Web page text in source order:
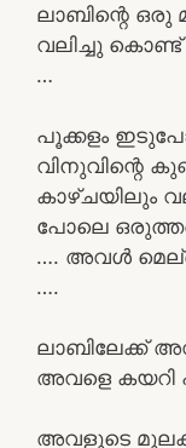
ലാബിന്റെ ഒരു
വലിച്ചു
…
പൂക്കളം
വിനുവിന്റെ
കാഴ്ചയിലും
പോലെ
…. അവൾ
….
ലാബിലേക്ക്
അവളെ കയറി
അവളുടെ